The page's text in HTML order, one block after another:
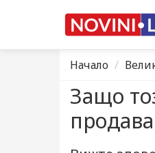
Начало
Защо